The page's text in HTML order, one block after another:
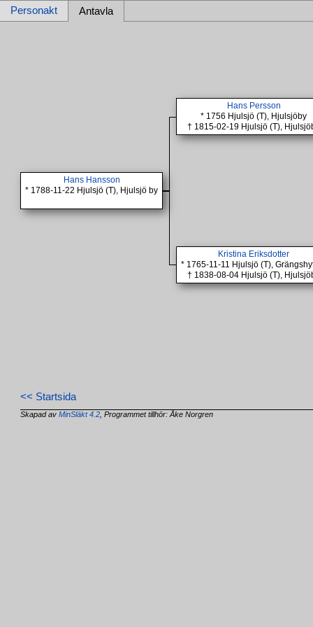
Personakt Antavla
Hans Hansson
* 1788-11-22 Hjulsjö (T), Hjulsjö by
Hans Persson
* 1756 Hjulsjö (T), Hjulsjöby
† 1815-02-19 Hjulsjö (T),
Kristina Eriksdotter
* 1765-11-11 Hjulsjö (T),
† 1838-08-04 Hjulsjö (T),
<< Startsida
Skapad avMinSläkt 4.2 , Programmet tillhör: Åke Norgren